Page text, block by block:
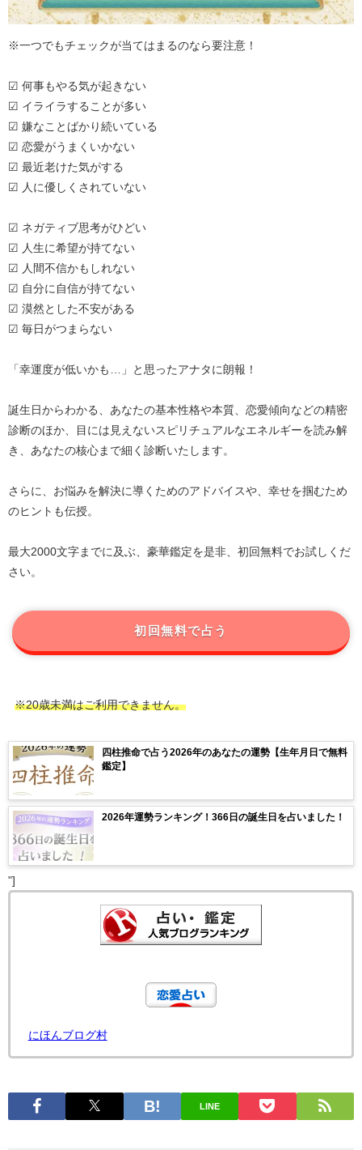
※一つでもチェックが当てはまるのなら要注意！
☑ 何事もやる気が起きない
☑ イライラすることが多い
☑ 嫌なことばかり続いている
☑ 恋愛がうまくいかない
☑ 最近老けた気がする
☑ 人に優しくされていない
☑ ネガティブ思考がひどい
☑ 人生に希望が持てない
☑ 人間不信かもしれない
☑ 自分に自信が持てない
☑ 漠然とした不安がある
☑ 毎日がつまらない
「幸運度が低いかも…」と思ったアナタに朗報！
誕生日からわかる、あなたの基本性格や本質、恋愛傾向などの精密
診断のほか、目には見えないスピリチュアルなエネルギーを読み解
き、あなたの核心まで細く診断いたします。
さらに、お悩みを解決に導くためのアドバイスや、幸せを掴むため
のヒントも伝授。
最大2000文字までに及ぶ、豪華鑑定を是非、初回無料でお試しくだ
さい。
初回無料で占う
※20歳未満はご利用できません。
四柱推命で占う2026年のあなたの運勢【生年月日で無料
鑑定】
2026年運勢ランキング！366日の誕生日を占いました！
"]
にほんブログ村
LINE